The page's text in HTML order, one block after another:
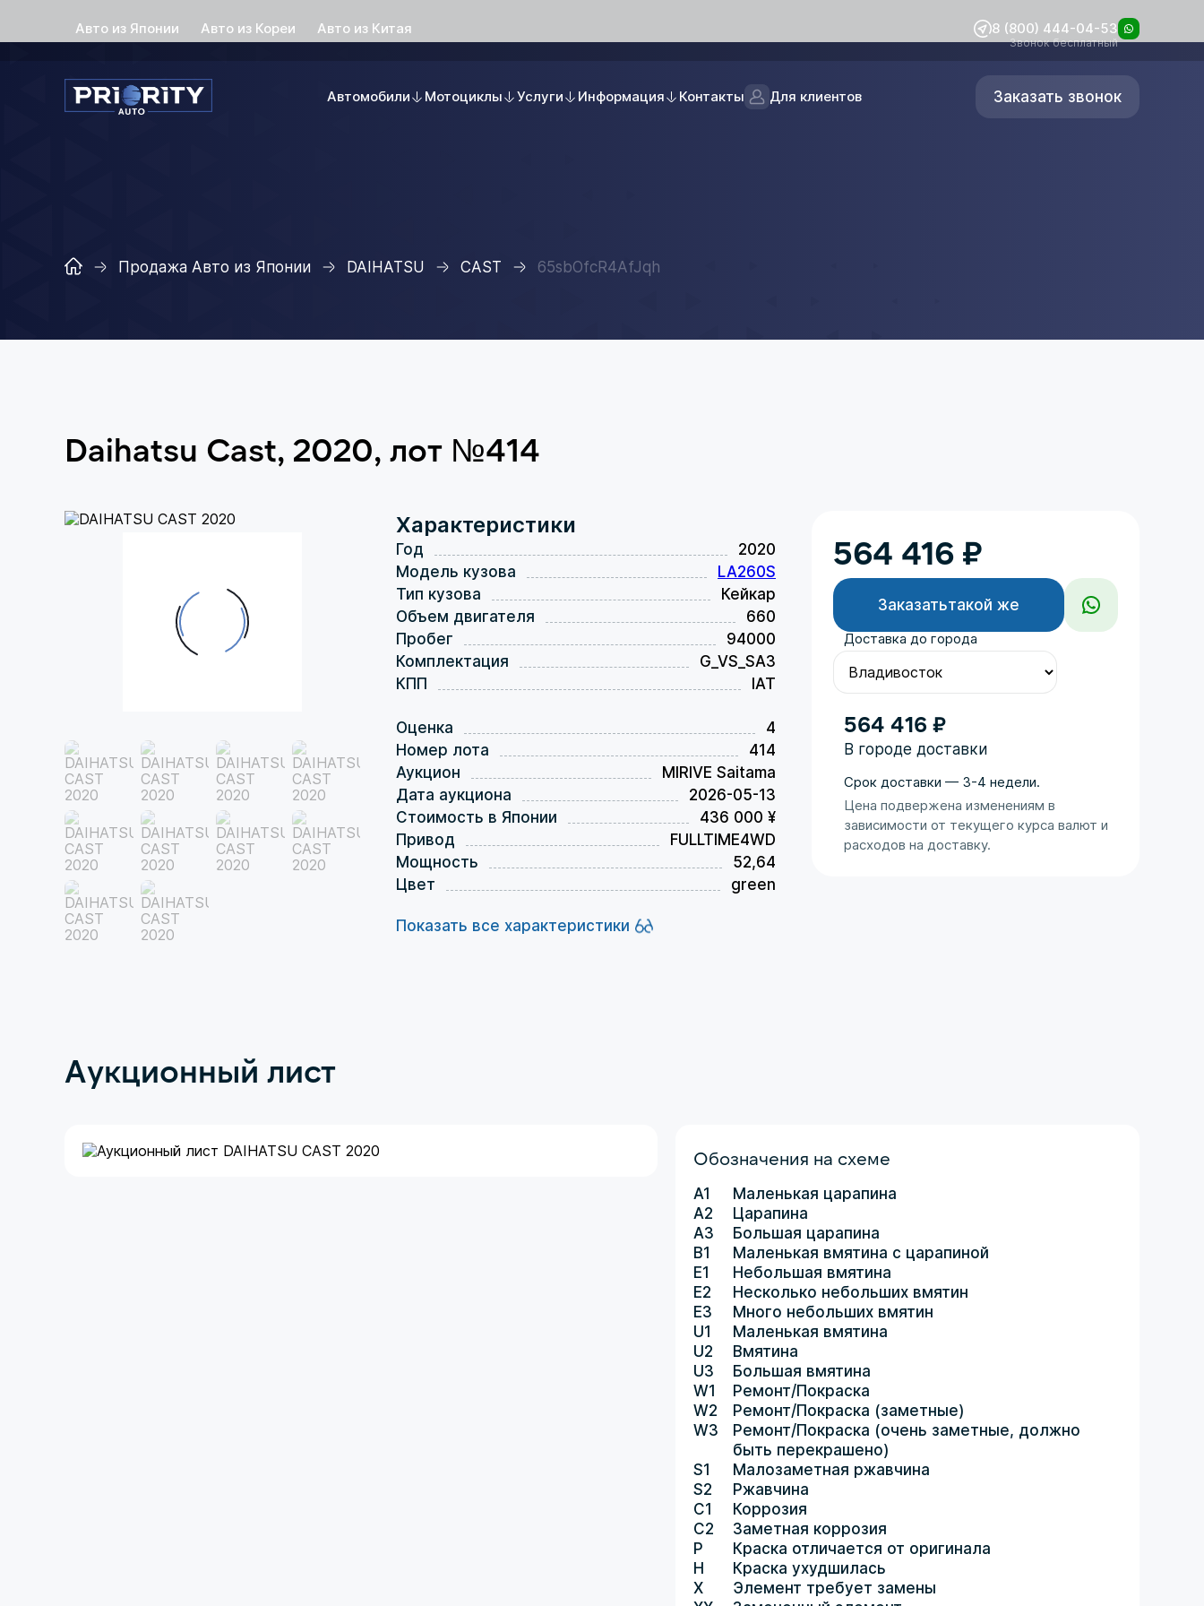
Авто из Японии Авто из Кореи Авто из Китая 8 (800) 444-04-53
Звонок бесплатный
Автомобили Мотоциклы Услуги Информация Контакты Для клиентов Заказать звонок
Продажа Авто из Японии DAIHATSU CAST 65sbOfcR4AfJqh
Daihatsu Cast, 2020, лот №414
Характеристики
Год
2020
Модель кузова
LA260S
Тип кузова
Кейкар
Объем двигателя
660
Пробег
94000
Комплектация
G_VS_SA3
КПП
IAT
Оценка
4
Номер лота
414
Аукцион
MIRIVE Saitama
Дата аукциона
2026-05-13
Стоимость в Японии
436 000 ¥
Привод
FULLTIME4WD
Мощность
52,64
Цвет
green
Показать все характеристики
564 416 ₽
Заказатьтакой же
Доставка до города
564 416 ₽
В городе доставки
Срок доставки — 3-4 недели.
Цена подвержена изменениям в
зависимости от текущего курса валют и
расходов на доставку.
Аукционный лист
Обозначения на схеме
A1
Маленькая царапина
A2
Царапина
A3
Большая царапина
B1
Маленькая вмятина с царапиной
E1
Небольшая вмятина
E2
Несколько небольших вмятин
E3
Много небольших вмятин
U1
Маленькая вмятина
U2
Вмятина
U3
Большая вмятина
W1
Ремонт/Покраска
W2
Ремонт/Покраска (заметные)
W3
Ремонт/Покраска (очень заметные, должно
быть перекрашено)
S1
Малозаметная ржавчина
S2
Ржавчина
C1
Коррозия
C2
Заметная коррозия
P
Краска отличается от оригинала
H
Краска ухудшилась
X
Элемент требует замены